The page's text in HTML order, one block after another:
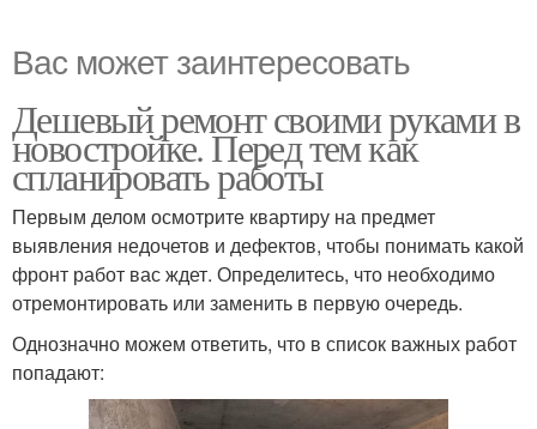
Вас может заинтересовать
Дешевый ремонт своими руками в
новостройке. Перед тем как
спланировать работы
Первым делом осмотрите квартиру на предмет
выявления недочетов и дефектов, чтобы понимать какой
фронт работ вас ждет. Определитесь, что необходимо
отремонтировать или заменить в первую очередь.
Однозначно можем ответить, что в список важных работ
попадают: